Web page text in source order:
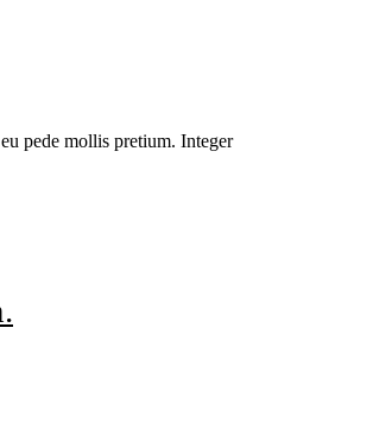
pede mollis pretium. Integer